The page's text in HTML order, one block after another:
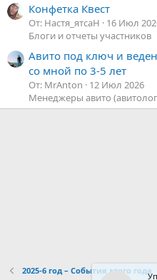
Конфетка Квест
От: Настя_ятсаН
16 Июл
Блоги и отчеты участников
Авито под ключ и
со мной по 3-5 лет
От: MrAnton
12 Июл 2026
Менеджеры авито
2025-6 год – События этого года